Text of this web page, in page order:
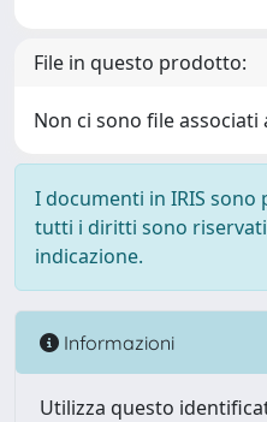
File in questo prodotto:
Non ci sono file
I documenti in IRIS
tutti i diritti sono
indicazione.
Informazioni
Utilizza questo